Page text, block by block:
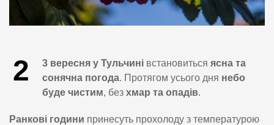
2 3 вересня у Тульчині встановиться ясна та
сонячна погода. Протягом усього дня небо
буде чистим, без хмар та опадів.
Ранкові години принесуть прохолоду з температурою